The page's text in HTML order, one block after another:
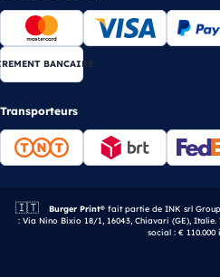
BANCAIRE
Transporteurs
🇮🇹 Entreprise italienne.
Burger Print®fait partie de INK srl
: Via Nino Bixio 18/1, 16043, Chiavari (GE), Italie.
social : € 110.000